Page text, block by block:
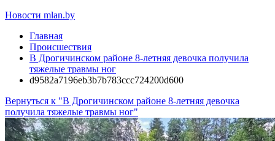
Новости mlan.by
Главная
Происшествия
В Дрогичинском районе 8-летняя девочка получила
тяжелые травмы ног
d9582a7196eb3b7b783ccc724200d600
Вернуться к "В Дрогичинском районе 8-летняя девочка
получила тяжелые травмы ног"